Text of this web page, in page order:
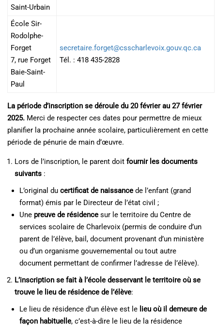
Saint-Urbain
École Sir-
Rodolphe-
Forget
7, rue Forget
Baie-Saint-
Paul
secretaire.forget@csscharlevoix.gouv.qc.ca
Tél. : 418 435-2828
La période d’inscription se déroule du 20 février au 27 février
2025. Merci de respecter ces dates pour permettre de mieux
planifier la prochaine année scolaire, particulièrement en cette
période de pénurie de main d’œuvre.
Lors de l’inscription, le parent doit fournir les documents
suivants :
L’original du certificat de naissance de l’enfant (grand
format) émis par le Directeur de l’état civil ;
Une preuve de résidence sur le territoire du Centre de
services scolaire de Charlevoix (permis de conduire d’un
parent de l’élève, bail, document provenant d’un ministère
ou d’un organisme gouvernemental ou tout autre
document permettant de confirmer l’adresse de l’élève).
L’inscription se fait à l’école desservant le territoire où se
trouve le lieu de résidence de l’élève:
Le lieu de résidence d’un élève est le lieu où il demeure de
façon habituelle, c’est-à-dire le lieu de la résidence